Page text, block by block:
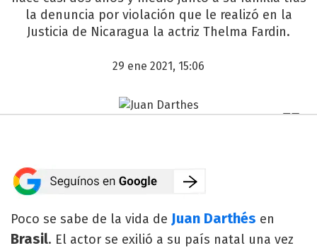
la denuncia por violación que le realizó en la
Justicia de Nicaragua la actriz Thelma Fardin.
29 ene 2021, 15:06
Poco se sabe de la vida de Juan Darthés en
Brasil. El actor se exilió a su país natal una vez